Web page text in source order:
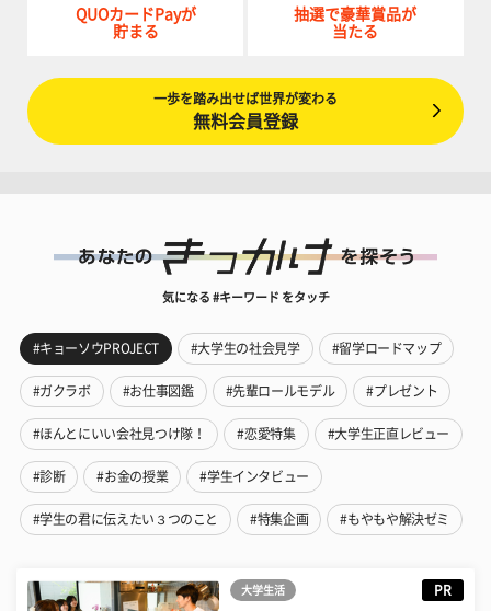
QUOカードPayが
貯まる
抽選で豪華賞品が
当たる
一歩を踏み出せば世界が変わる
無料会員登録
気になる #キーワード をタッチ
#キョーソウPROJECT #大学生の社会見学 #留学ロードマップ
#ガクラボ #お仕事図鑑 #先輩ロールモデル #プレゼント
#ほんとにいい会社見つけ隊！ #恋愛特集 #大学生正直レビュー
#診断 #お金の授業 #学生インタビュー
#学生の君に伝えたい３つのこと #特集企画 #もやもや解決ゼミ
大学生活 PR